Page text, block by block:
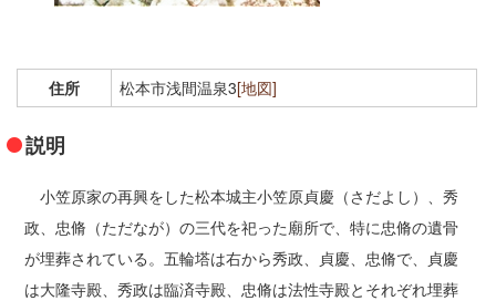
住所 松本市浅間温泉3[地図]
説明
小笠原家の再興をした松本城主小笠原貞慶（さだよし）、秀
政、忠脩（ただなが）の三代を祀った廟所で、特に忠脩の遺骨
が埋葬されている。五輪塔は右から秀政、貞慶、忠脩で、貞慶
は大隆寺殿、秀政は臨済寺殿、忠脩は法性寺殿とそれぞれ埋葬
おすすめの宿案内
文学文化財案内
浅間温泉観光協会会員一覧